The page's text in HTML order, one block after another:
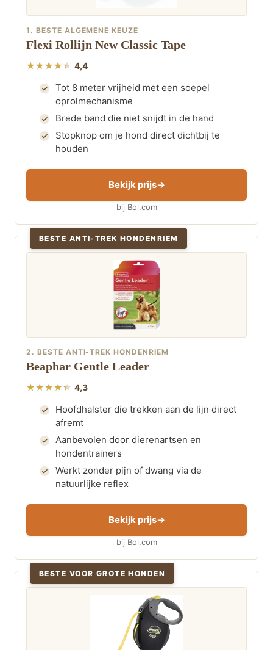
1. BESTE ALGEMENE KEUZE
Flexi Rollijn New Classic Tape
4,4
Tot 8 meter vrijheid met een soepel
oprolmechanisme
Brede band die niet snijdt in de hand
Stopknop om je hond direct dichtbij te
houden
Bekijk prijs
bij Bol.com
BESTE ANTI-TREK HONDENRIEM
2. BESTE ANTI-TREK HONDENRIEM
Beaphar Gentle Leader
4,3
Hoofdhalster die trekken aan de lijn direct
afremt
Aanbevolen door dierenartsen en
hondentrainers
Werkt zonder pijn of dwang via de
natuurlijke reflex
Bekijk prijs
bij Bol.com
BESTE VOOR GROTE HONDEN